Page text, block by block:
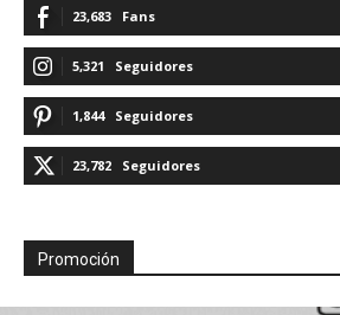
23,683 Fans
5,321 Seguidores
1,844 Seguidores
23,782 Seguidores
Promoción